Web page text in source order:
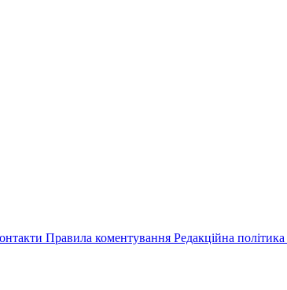
Правила коментування Редакційна політика